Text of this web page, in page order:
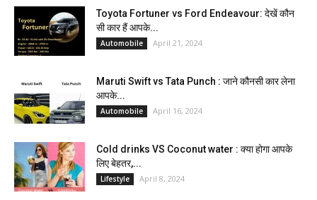
Toyota Fortuner vs Ford Endeavour: देखें कौन
सी कार हैं आपके...
Automobile April 21, 2024
Maruti Swift vs Tata Punch : जाने कौनसी कार लेना
आपके...
Automobile April 16, 2024
Cold drinks VS Coconut water : क्या होगा आपके
लिए बेहतर,...
Lifestyle April 8, 2024